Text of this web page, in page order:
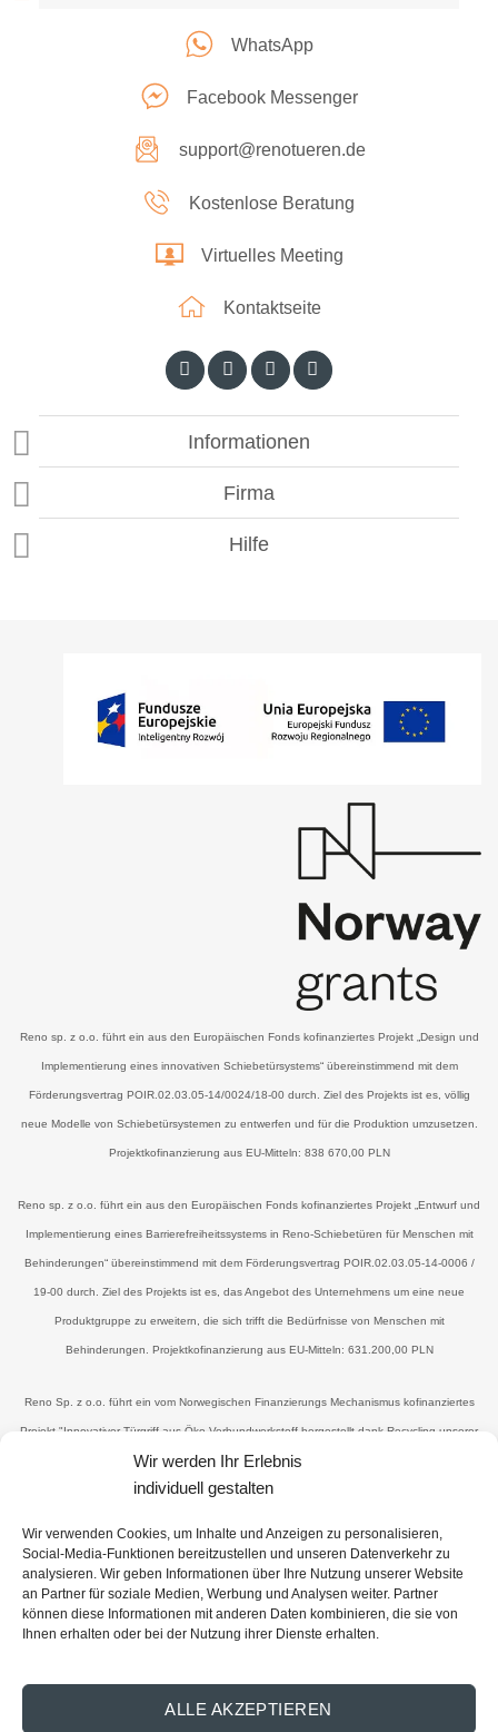
Wir werden Ihr Erlebnis
individuell gestalten
Wir verwenden Cookies, um Inhalte und Anzeigen zu personalisieren,
Social-Media-Funktionen bereitzustellen und unseren Datenverkehr zu
analysieren. Wir geben Informationen über Ihre Nutzung unserer Website
an Partner für soziale Medien, Werbung und Analysen weiter. Partner
können diese Informationen mit anderen Daten kombinieren, die sie von
Ihnen erhalten oder bei der Nutzung ihrer Dienste erhalten.
ALLE AKZEPTIEREN
WhatsApp
Facebook Messenger
support@renotueren.de
Kostenlose Beratung
Virtuelles Meeting
Kontaktseite
Informationen
Firma
Hilfe
Reno sp. z o.o. führt ein aus den Europäischen Fonds kofinanziertes Projekt „Design und
Implementierung eines innovativen Schiebetürsystems“ übereinstimmend mit dem
Förderungsvertrag POIR.02.03.05-14/0024/18-00 durch. Ziel des Projekts ist es, völlig
neue Modelle von Schiebetürsystemen zu entwerfen und für die Produktion umzusetzen.
Projektkofinanzierung aus EU-Mitteln: 838 670,00 PLN
Reno sp. z o.o. führt ein aus den Europäischen Fonds kofinanziertes Projekt „Entwurf und
Implementierung eines Barrierefreiheitssystems in Reno-Schiebetüren für Menschen mit
Behinderungen“ übereinstimmend mit dem Förderungsvertrag POIR.02.03.05-14-0006 /
19-00 durch. Ziel des Projekts ist es, das Angebot des Unternehmens um eine neue
Produktgruppe zu erweitern, die sich trifft die Bedürfnisse von Menschen mit
Behinderungen. Projektkofinanzierung aus EU-Mitteln: 631.200,00 PLN
Reno Sp. z o.o. führt ein vom Norwegischen Finanzierungs Mechanismus kofinanziertes
Projekt "Innovativer Türgriff aus Öko-Verbundwerkstoff hergestellt dank Recycling unserer
Holzabfälle nach der Produktion" im Rahmen der Zuschussvereinbarung UWP-NORW
19.01.04-14-0041 / 20 durch -00 Das Ziel und die Wirkung besteht darin, ein neues,
Holzabfällen durch Wiederverwendung (für Produktionszwecke), die Gewinnung von
Material, das die oben genannten Abfälle und ein Bindemittel mit minimal enthält
Umweltauswirkungen, die das Unternehmen dem Status einer „Zero-Waste-Organisation“
näher bringen. Kofinanzierung des Projekts durch die EU: 374.101,00 PLN